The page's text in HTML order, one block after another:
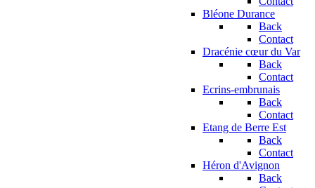
Bléone Durance
Back
Contact
Dracénie cœur du Var
Back
Contact
Ecrins-embrunais
Back
Contact
Etang de Berre Est
Back
Contact
Héron d'Avignon
Back